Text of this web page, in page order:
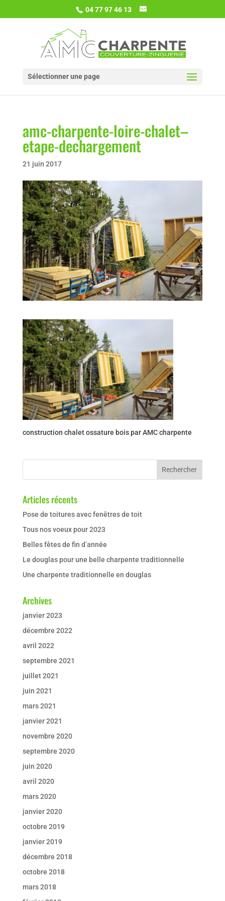
04 77 97 46 13
Sélectionner une page
amc-charpente-loire-chalet–
etape-dechargement
21 juin 2017
construction chalet ossature bois par AMC charpente
Articles récents
Pose de toitures avec fenêtres de toit
Tous nos voeux pour 2023
Belles fêtes de fin d’année
Le douglas pour une belle charpente traditionnelle
Une charpente traditionnelle en douglas
Archives
janvier 2023
décembre 2022
avril 2022
septembre 2021
juillet 2021
juin 2021
mars 2021
janvier 2021
novembre 2020
septembre 2020
juin 2020
avril 2020
mars 2020
janvier 2020
octobre 2019
janvier 2019
décembre 2018
octobre 2018
mars 2018